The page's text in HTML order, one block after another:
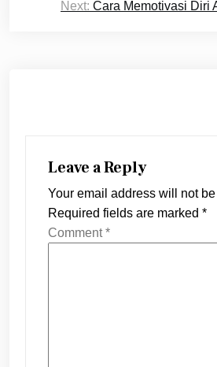
Next: Cara Memotivasi Diri
Leave a Reply
Your email address will not
Required fields are marked *
Comment*